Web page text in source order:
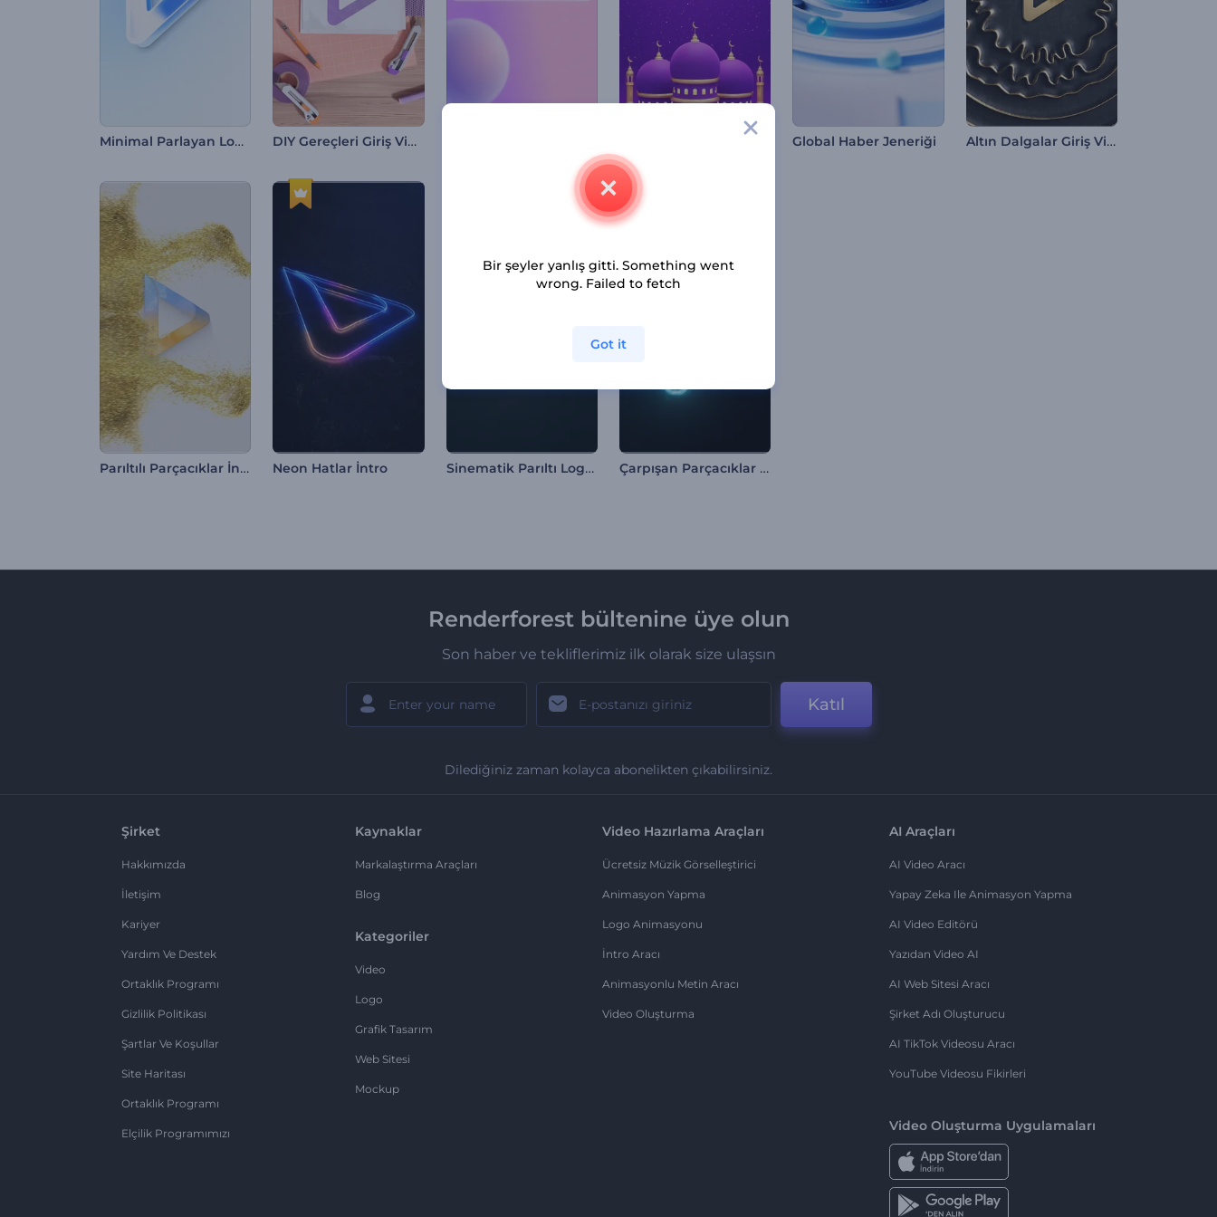
Minimal Parlayan Logo Gösterimi DIY Gereçleri Giriş Videosu Global Haber Jeneriği Altın Dalgalar Giriş Videosu
Parıltılı Parçacıklar İntro Neon Hatlar İntro Sinematik Parıltı Logo Gösterimi Çarpışan Parçacıklar Logo Gösterimi
Renderforest bültenine üye olun
Son haber ve tekliflerimiz ilk olarak size ulaşsın
Katıl
Dilediğiniz zaman kolayca abonelikten çıkabilirsiniz.
Şirket
Hakkımızda
İletişim
Kariyer
Yardım Ve Destek
Ortaklık Programı
Gizlilik Politikası
Şartlar Ve Koşullar
Site Haritası
Ortaklık Programı
Elçilik Programımızı
Kaynaklar
Markalaştırma Araçları
Blog
Kategoriler
Video
Logo
Grafik Tasarım
Web Sitesi
Mockup
Video Hazırlama Araçları
Ücretsiz Müzik Görselleştirici
Animasyon Yapma
Logo Animasyonu
İntro Aracı
Animasyonlu Metin Aracı
Video Oluşturma
AI Araçları
AI Video Aracı
Yapay Zeka Ile Animasyon Yapma
AI Video Editörü
Yazıdan Video AI
AI Web Sitesi Aracı
Şirket Adı Oluşturucu
AI TikTok Videosu Aracı
YouTube Videosu Fikirleri
Video Oluşturma Uygulamaları
Bir şeyler yanlış gitti. Something went
wrong. Failed to fetch
Got it